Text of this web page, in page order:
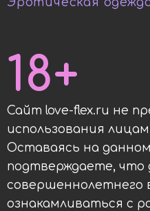
Сайт love-flex.ru не
использования
Оставаясь на
подтверждаете, что
совершеннолетнего
ознакамливаться с
18+